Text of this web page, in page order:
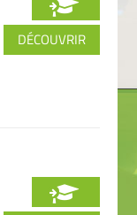
DÉCOUVRIR